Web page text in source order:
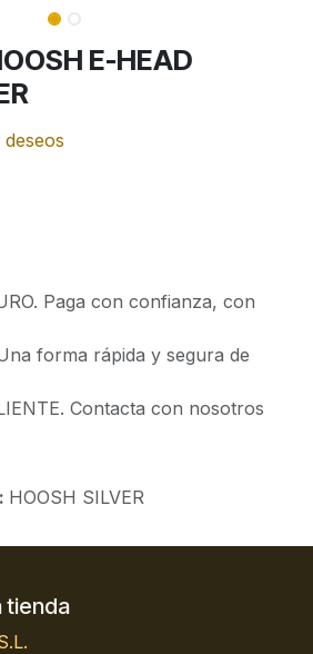
E-HEAD
Paga con confianza, con
forma rápida y segura de
Contacta con nosotros
HOOSH SILVER
tienda